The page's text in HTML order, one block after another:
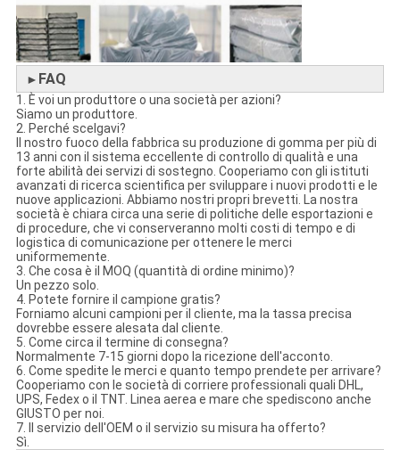
► FAQ
1. È voi un produttore o una società per azioni?
Siamo un produttore.
2. Perché scelgavi?
Il nostro fuoco della fabbrica su produzione di gomma per più di
13 anni con il sistema eccellente di controllo di qualità e una
forte abilità dei servizi di sostegno. Cooperiamo con gli istituti
avanzati di ricerca scientifica per sviluppare i nuovi prodotti e le
nuove applicazioni. Abbiamo nostri propri brevetti. La nostra
società è chiara circa una serie di politiche delle esportazioni e
di procedure, che vi conserveranno molti costi di tempo e di
logistica di comunicazione per ottenere le merci
uniformemente.
3. Che cosa è il MOQ (quantità di ordine minimo)?
Un pezzo solo.
4. Potete fornire il campione gratis?
Forniamo alcuni campioni per il cliente, ma la tassa precisa
dovrebbe essere alesata dal cliente.
5. Come circa il termine di consegna?
Normalmente 7-15 giorni dopo la ricezione dell'acconto.
6. Come spedite le merci e quanto tempo prendete per arrivare?
Cooperiamo con le società di corriere professionali quali DHL,
UPS, Fedex o il TNT. Linea aerea e mare che spediscono anche
GIUSTO per noi.
7. Il servizio dell'OEM o il servizio su misura ha offerto?
Sì.